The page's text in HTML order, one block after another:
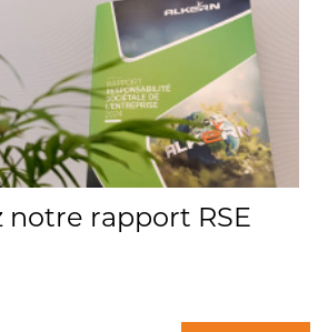
notre rapport RSE